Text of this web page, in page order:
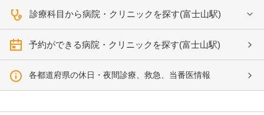
診療科目から病院・クリニックを探す(富士山駅)
予約ができる病院・クリニックを探す(富士山駅)
各都道府県の休日・夜間診療、救急、当番医情報